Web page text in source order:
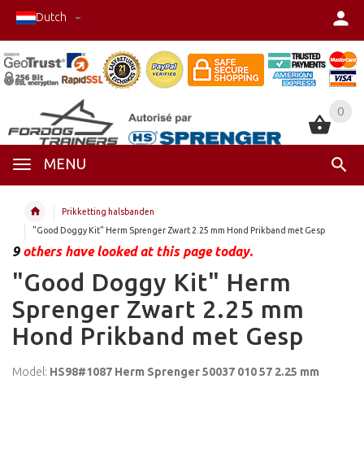
Dutch
0
MENU
0
Prikketting halsbanden
"Good Doggy Kit" Herm Sprenger Zwart 2.25 mm Hond Prikband met Gesp
9others have looked at this page today.
"Good Doggy Kit" Herm
Sprenger Zwart 2.25 mm
Hond Prikband met Gesp
Model: HS98#1087 Herm Sprenger 50037 010 57 2.25 mm